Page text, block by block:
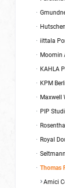
iittala
Moomin
KAHLA
KPM
Maxwell
PIP
Royal
Thomas
Amici